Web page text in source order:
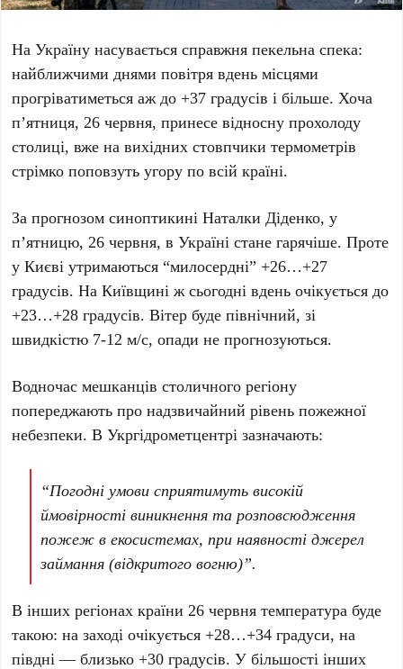
На Україну насувається справжняпекельна спека:
найближчими днями повітря вдень місцями
прогріватиметься аж до +37 градусів і більше. Хоча
п’ятниця, 26 червня, принесе відносну прохолоду
столиці, вже на вихідних стовпчики термометрів
стрімко поповзуть угору по всій країні.
За прогнозом синоптикиніНаталки Діденко, у
п’ятницю, 26 червня, в Україні стане гарячіше. Проте
уКиєві утримаються “милосердні” +26…+27
градусів. НаКиївщині ж сьогодні вдень очікуєтьсядо
+23…+28 градусів. Вітер буде північний, зі
швидкістю 7-12 м/с, опади не прогнозуються.
Водночас мешканців столичного регіону
попереджають про надзвичайний рівень пожежної
небезпеки. ВУкргідрометцентрі зазначають:
“Погодні умови сприятимуть високій
ймовірності виникнення та розповсюдження
пожеж в екосистемах, при наявності джерел
займання (відкритого вогню)”.
В інших регіонах країни26 червня температура буде
такою: на заході очікується +28…+34 градуси, на
півдні — близько +30 градусів. У більшості інших